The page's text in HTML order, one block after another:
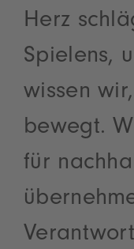
Herz
Spielens,
wissen
bewegt.
für